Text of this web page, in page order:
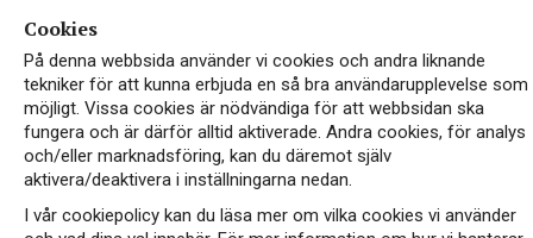
Cookies
På denna webbsida använder vi cookies och andra liknande
tekniker för att kunna erbjuda en så bra användarupplevelse som
möjligt. Vissa cookies är nödvändiga för att webbsidan ska
fungera och är därför alltid aktiverade. Andra cookies, för analys
och/eller marknadsföring, kan du däremot själv
aktivera/deaktivera i inställningarna nedan.
I vår cookiepolicy kan du läsa mer om vilka cookies vi använder